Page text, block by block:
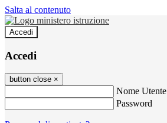
Salta al contenuto
Accedi
Accedi
button close ×
Nome Utente
Password